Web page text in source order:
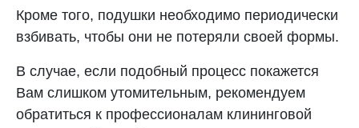
Кроме того, подушки необходимо периодически
взбивать, чтобы они не потеряли своей формы.
В случае, если подобный процесс покажется
Вам слишком утомительным, рекомендуем
обратиться к профессионалам клининговой